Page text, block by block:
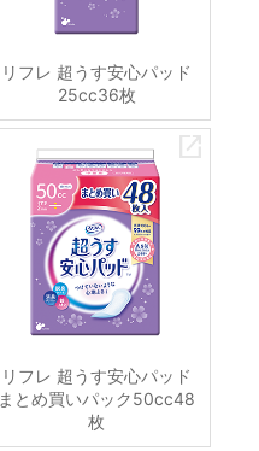
リフレ 超うす安心パッド
25cc36枚
リフレ 超うす安心パッド
まとめ買いパック50cc48
枚